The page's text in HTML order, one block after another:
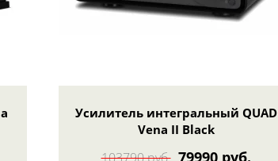
Усилитель интегральный QUAD
Vena II Black
103790 руб. 79990 руб.